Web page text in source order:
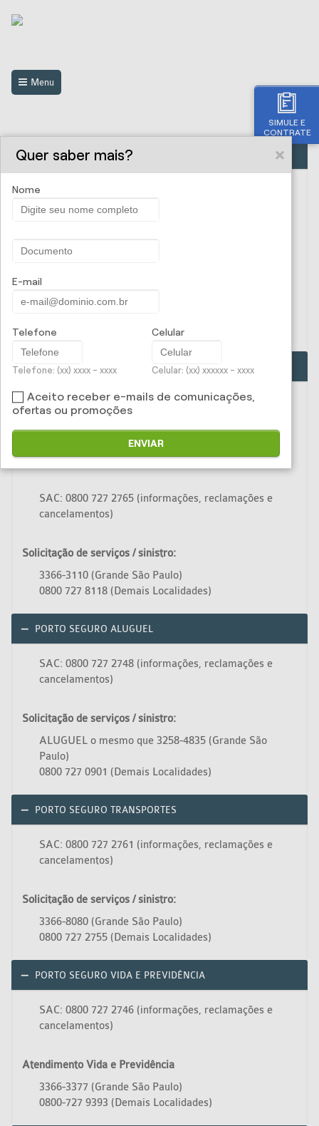
SIMULE E
CONTRATE
Menu
PORTO SEGURO AUTO - Automóvel e Moto
SAC: 0800 727 2766 (informações, reclamações e
cancelamentos)
Paulo e Grande Rio)
4004-PORTO o mesmo que 4004-76786 (Capitais e
0800 727 0800 (Demais Localidades)
PORTO SEGURO - Ramos Elementares
Seguro Residência, Residência Simplificado, Imobiliárias,
Condomínio, Empresa, Multirisco, Bares & Restaurantes,
Hotéis & Pousadas, Riscos de Engenharia, Equipamentos
Portáteis, Agrícola e Concessionárias.
SAC: 0800 727 2765 (informações, reclamações e
cancelamentos)
Solicitação de serviços / sinistro:
3366-3110 (Grande São Paulo)
0800 727 8118 (Demais Localidades)
PORTO SEGURO ALUGUEL
SAC: 0800 727 2748 (informações, reclamações e
cancelamentos)
Solicitação de serviços / sinistro:
ALUGUEL o mesmo que 3258-4835 (Grande São
Paulo)
0800 727 0901 (Demais Localidades)
PORTO SEGURO TRANSPORTES
SAC: 0800 727 2761 (informações, reclamações e
cancelamentos)
Solicitação de serviços / sinistro:
3366-8080 (Grande São Paulo)
0800 727 2755 (Demais Localidades)
PORTO SEGURO VIDA E PREVIDÊNCIA
SAC: 0800 727 2746 (informações, reclamações e
cancelamentos)
Atendimento Vida e Previdência
3366-3377 (Grande São Paulo)
0800-727 9393 (Demais Localidades)
Quer saber mais?
Nome
E-mail
Telefone
Telefone: (xx) xxxx - xxxx
Celular
Celular: (xx) xxxxxx - xxxx
Aceito receber e-mails de comunicações,
ofertas ou promoções
ENVIAR